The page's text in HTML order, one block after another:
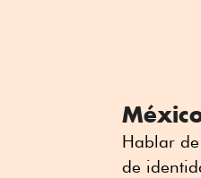
Hablar
de